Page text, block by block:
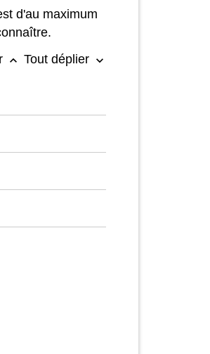
d'au maximum
keyboard_arrow_up Tout déplier keyboard_arrow_down